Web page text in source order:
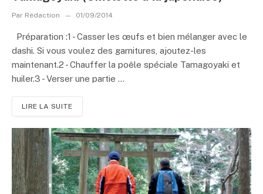
Par Rédaction 01/09/2014
Préparation :1 - Casser les œufs et bien mélanger avec le
dashi. Si vous voulez des garnitures, ajoutez-les
maintenant.2 - Chauffer la poêle spéciale Tamagoyaki et
huiler.3 - Verser une partie ...
LIRE LA SUITE